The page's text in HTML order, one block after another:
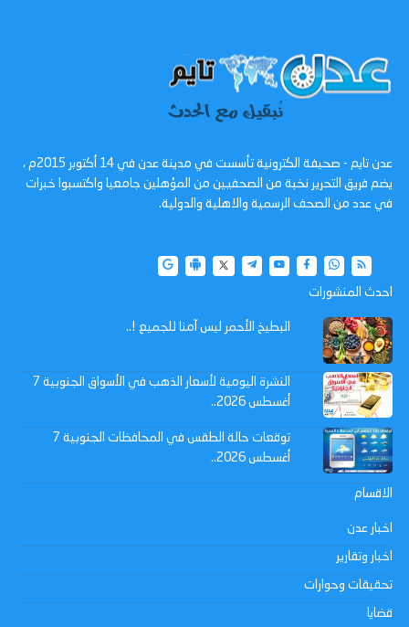
عدن تايم - صحيفة الكترونية تأسست في مدينة عدن في 14 أكتوبر 2015م ،
يضم فريق التحرير نخبة من الصحفيين من المؤهلين جامعيا واكتسبوا خبرات
في عدد من الصحف الرسمية والاهلية والدولية.
احدث المنشورات
البطيخ الأحمر ليس آمنا للجميع !..
النشرة اليومية لأسعار الذهب في الأسواق الجنوبية 7
أغسطس 2026..
توقعات حالة الطقس في المحافظات الجنوبية 7
أغسطس 2026..
الاقسام
اخبار عدن
اخبار وتقارير
تحقيقات وحوارات
قضايا